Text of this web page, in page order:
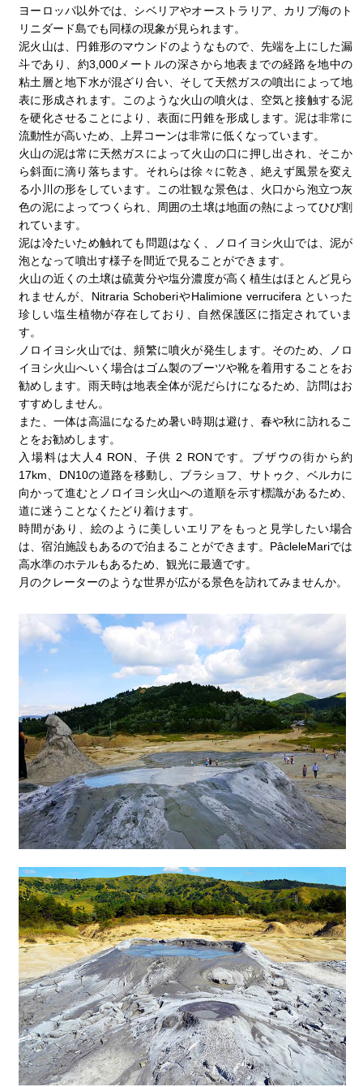
ヨーロッパ以外では、シベリアやオーストラリア、カリブ海のト
リニダード島でも同様の現象が見られます。
泥火山は、円錐形のマウンドのようなもので、先端を上にした漏
斗であり、約3,000メートルの深さから地表までの経路を地中の
粘土層と地下水が混ざり合い、そして天然ガスの噴出によって地
表に形成されます。このような火山の噴火は、空気と接触する泥
を硬化させることにより、表面に円錐を形成します。泥は非常に
流動性が高いため、上昇コーンは非常に低くなっています。
火山の泥は常に天然ガスによって火山の口に押し出され、そこか
ら斜面に滴り落ちます。それらは徐々に乾き、絶えず風景を変え
る小川の形をしています。この壮観な景色は、火口から泡立つ灰
色の泥によってつくられ、周囲の土壌は地面の熱によってひび割
れています。
泥は冷たいため触れても問題はなく、ノロイヨシ火山では、泥が
泡となって噴出す様子を間近で見ることができます。
火山の近くの土壌は硫黄分や塩分濃度が高く植生はほとんど見ら
れませんが、Nitraria SchoberiやHalimione verrucifera といった
珍しい塩生植物が存在しており、自然保護区に指定されていま
す。
ノロイヨシ火山では、頻繁に噴火が発生します。そのため、ノロ
イヨシ火山へいく場合はゴム製のブーツや靴を着用することをお
勧めします。雨天時は地表全体が泥だらけになるため、訪問はお
すすめしません。
また、一体は高温になるため暑い時期は避け、春や秋に訪れるこ
とをお勧めします。
入場料は大人4 RON、子供 2 RONです。ブザウの街から約
17km、DN10の道路を移動し、ブラショフ、サトゥク、ベルカに
向かって進むとノロイヨシ火山への道順を示す標識があるため、
道に迷うことなくたどり着けます。
時間があり、絵のように美しいエリアをもっと見学したい場合
は、宿泊施設もあるので泊まることができます。PâcleleMariでは
高水準のホテルもあるため、観光に最適です。
月のクレーターのような世界が広がる景色を訪れてみませんか。